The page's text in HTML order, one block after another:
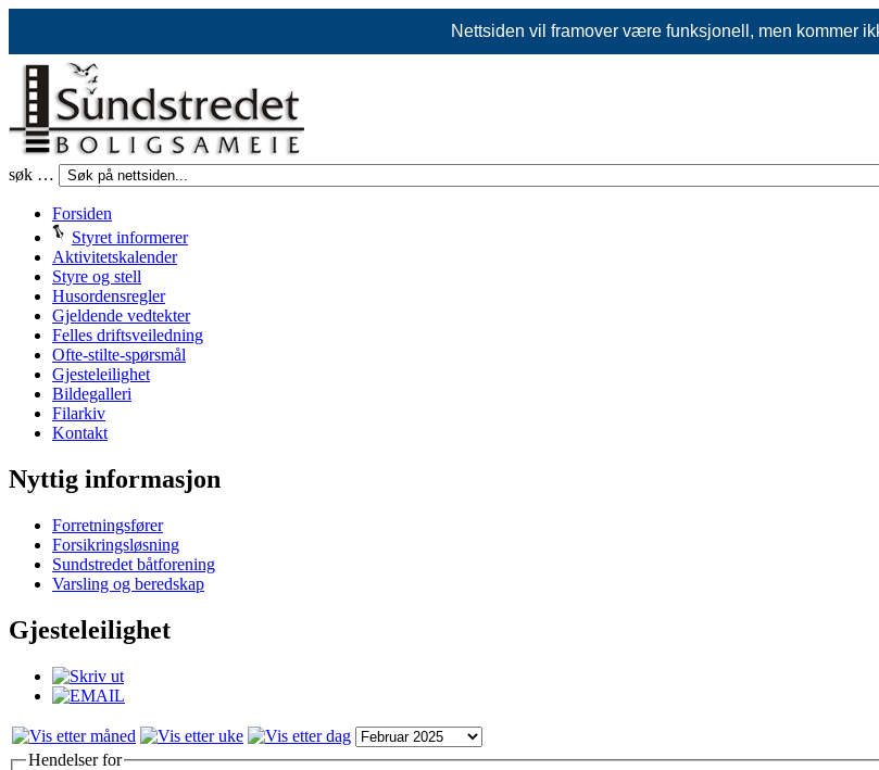
Nettsiden vil framover være funksjonell, men kommer
søk …
Forsiden
Styret informerer
Aktivitetskalender
Styre og stell
Husordensregler
Gjeldende vedtekter
Felles driftsveiledning
Ofte-stilte-spørsmål
Gjesteleilighet
Bildegalleri
Filarkiv
Kontakt
Nyttig informasjon
Forretningsfører
Forsikringsløsning
Sundstredet båtforening
Varsling og beredskap
Gjesteleilighet
Hendelser for